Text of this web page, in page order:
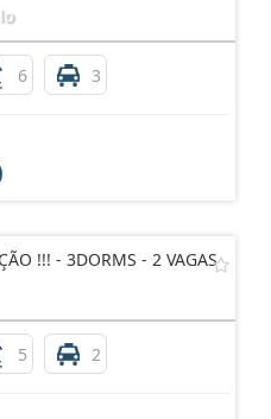
6 3
!!! - 3DORMS - 2 VAGAS
5 2